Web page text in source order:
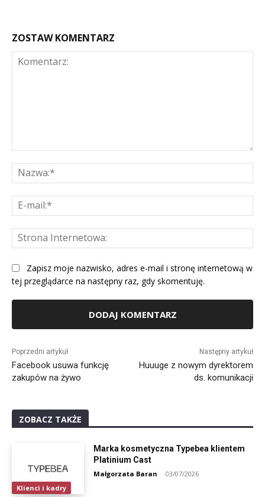
ZOSTAW KOMENTARZ
Zapisz moje nazwisko, adres e-mail i stronę internetową w
tej przeglądarce na następny raz, gdy skomentuję.
Poprzedni artykuł
Facebook usuwa funkcję
zakupów na żywo
Następny artykuł
Huuuge z nowym dyrektorem
ds. komunikacji
ZOBACZ TAKŻE
Klienci i kadry
Marka kosmetyczna Typebea klientem
Platinium Cast
Małgorzata Baran - 03/07/2026